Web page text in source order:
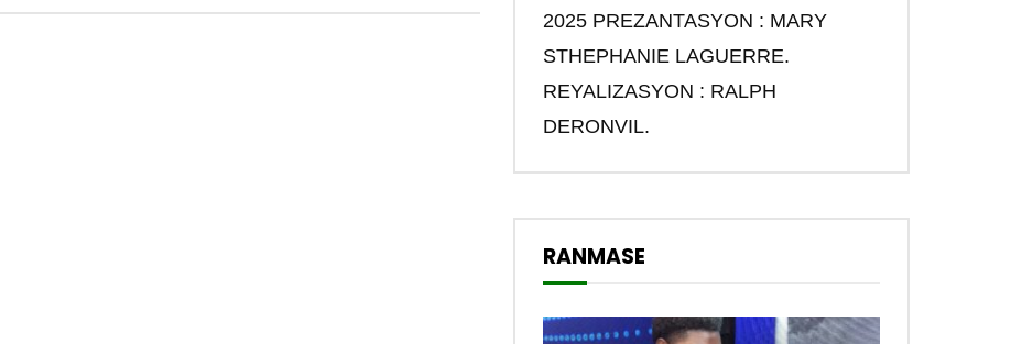
2025 PREZANTASYON : MARY
STHEPHANIE LAGUERRE.
REYALIZASYON : RALPH
DERONVIL.
RANMASE